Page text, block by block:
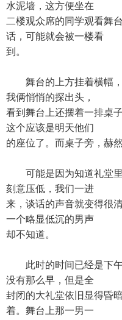
水泥墙，这方便坐在
二楼观众席的同学观看舞
话，可能就会被一楼看
到。
舞台的上方挂着横幅，
我俩悄悄的探出头，
看到舞台上还摆着一排桌
这个应该是明天他们
的座位了。而桌子旁，赫
可能是因为知道礼堂里
刻意压低，我们一进
来，谈话的声音就变得很
一个略显低沉的男声
却不知道。
此时的时间已经是下午
没有那么早，但是全
封闭的大礼堂依旧显得昏
着。舞台上那一男一